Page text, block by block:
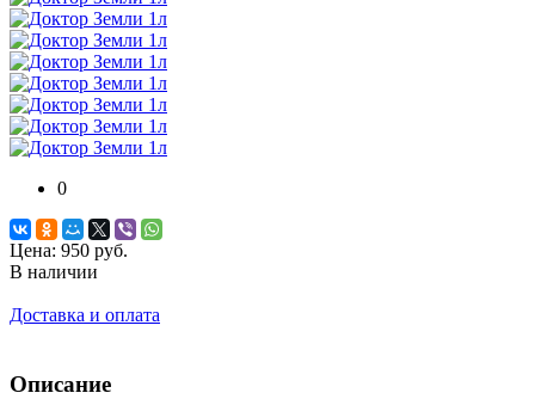
0
Цена: 950 руб.
В наличии
Доставка и оплата
Описание